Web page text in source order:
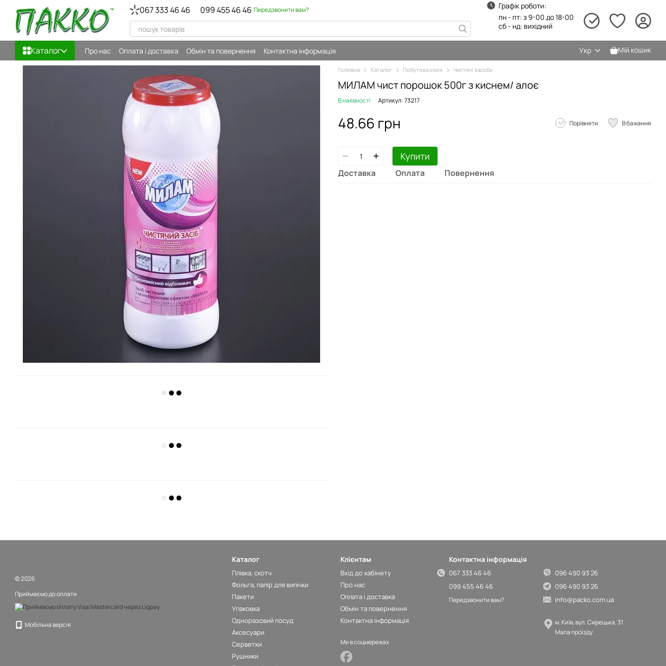
Перейти до основного контенту 067 333 46 46 099 455 46 46 Передзвонити вам?
Графік роботи:
пн - пт: з 9-00 до 18-00
сб - нд: вихідний
Каталог Про нас Оплата і доставка Обмін та повернення Контактна інформація Укр Мій кошик
Головна Каталог Побутова хімія Чистячі засоби
МИЛАМ чист порошок 500г з киснем/ алоє
В наявності Артикул: 73217
48.66 грн Порівняти В бажання
Купити
Доставка Оплата Повернення
© 2026
Приймаємо до оплати
Мобільна версія
Каталог
Плівка, скотч
Фольга, папір для випічки
Пакети
Упаковка
Одноразовий посуд
Аксесуари
Серветки
Рушники
Клієнтам
Вхід до кабінету
Про нас
Оплата і доставка
Обмін та повернення
Контактна інформація
Ми в соцмережах
Контактна інформація
067 333 46 46
099 455 46 46
Передзвонити вам?
096 490 93 26
096 490 93 26
info@packo.com.ua
м. Київ, вул. Сирецька, 31
Мапа проїзду